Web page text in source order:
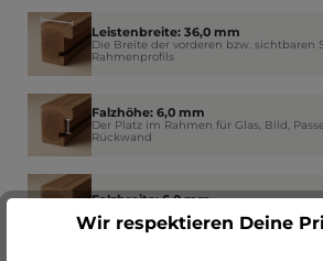
Leistenbreite: 36,0 mm
Die Breite der vorderen bzw. sichtbaren
Rahmenprofils
Falzhöhe: 6,0 mm
Der Platz im Rahmen für Glas, Bild,
Rückwand
Falzbreite: 6,0 mm
Wie weit der Rahmen am Rand das Glas
Wir respektieren Deine